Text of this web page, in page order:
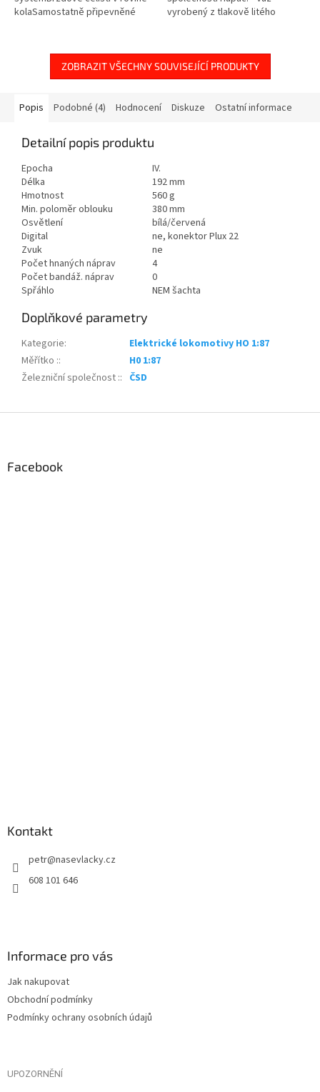
kolaSamostatně připevněné
žebříkySamostatně...
vyrobený z tlakově litého
nástavbami od spediční
společnosti...
ZOBRAZIT VŠECHNY SOUVISEJÍCÍ PRODUKTY
Popis Podobné (4) Hodnocení Diskuze Ostatní informace
Detailní popis produktu
Epocha
IV.
Délka
192 mm
Hmotnost
560 g
Min. poloměr oblouku
380 mm
Osvětlení
bílá/červená
Digital
ne, konektor Plux 22
Zvuk
ne
Počet hnaných náprav
4
Počet bandáž. náprav
0
Spřáhlo
NEM šachta
Doplňkové parametry
Kategorie:
Elektrické lokomotivy HO 1:87
Měřítko ::
H0 1:87
Železniční společnost :: ČSD
Facebook
Kontakt
petr@nasevlacky.cz
608 101 646
Informace pro vás
Jak nakupovat
Obchodní podmínky
Podmínky ochrany osobních údajů
UPOZORNĚNÍ